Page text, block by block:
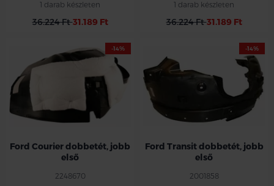
1 darab készleten
36.224 Ft31.189 Ft
1 darab készleten
36.224 Ft31.189 Ft
-14%
Ford Courier dobbetét, jobb
első
2248670
-14%
Ford Transit dobbetét, jobb
első
2001858